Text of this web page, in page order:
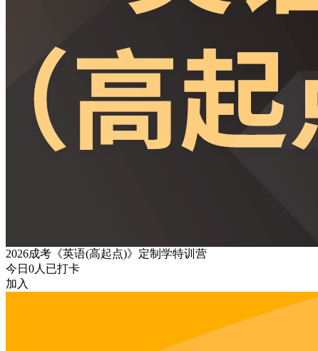
2026成考《英语(高起点)》定制学特训营
今日 0人已打卡
加入